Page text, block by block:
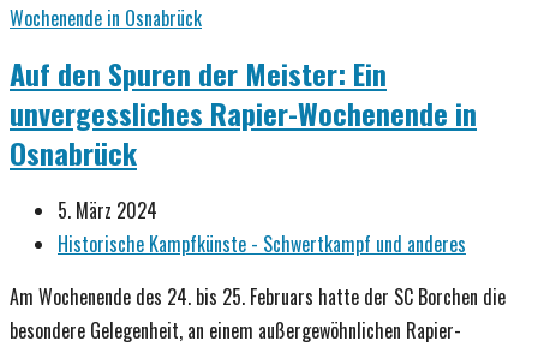
mit
Gosewinkel
Auf den Spuren der Meister: Ein
unvergessliches Rapier-Wochenende in
Osnabrück
Beitrag
veröffentlicht:
5. März 2024
Beitrags-
Historische Kampfkünste - Schwertkampf und anderes
Am Wochenende des 24. bis 25. Februars hatte der SC Borchen die
besondere Gelegenheit, an einem außergewöhnlichen Rapier-